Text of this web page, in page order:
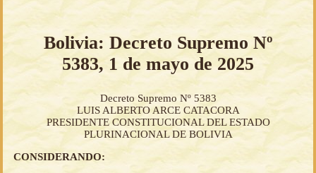
Bolivia: Decreto Supremo Nº
5383, 1 de mayo de 2025
Decreto Supremo Nº 5383
LUIS ALBERTO ARCE CATACORA
PRESIDENTE CONSTITUCIONAL DEL ESTADO
PLURINACIONAL DE BOLIVIA
CONSIDERANDO: